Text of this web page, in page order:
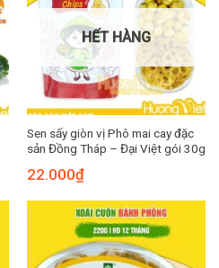
HẾT HÀNG
Sen sấy giòn vị Phô mai cay đặc
sản Đồng Tháp – Đại Việt gói 30g
22.000₫